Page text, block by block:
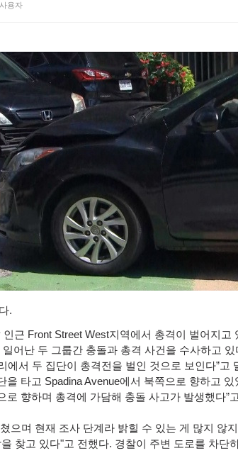
용자
.
인근 Front Street West지역에서 총격이 벌어지고
일어난 두 그룹간 충돌과 총격 사건을 수사하고
에서 두 집단이 총격전을 벌인 것으로 보인다”고
을 타고 Spadina Avenue에서 북쪽으로 향하고 있
로 향하며 총격에 가담해 충돌 사고가 발생했다”
으며 현재 조사 단계라 밝힐 수 있는 게 많지 않
찾고 있다"고 전했다. 경찰이 주변 도로를 차단